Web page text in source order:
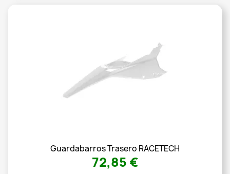
Guardabarros Trasero RACETECH
72,85 €